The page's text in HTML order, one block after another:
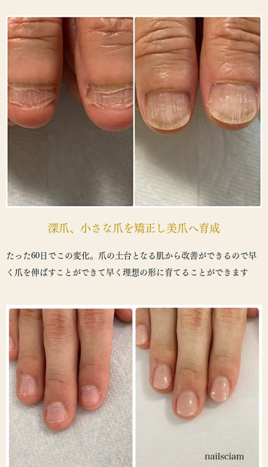
深爪、小さな爪を矯正し美爪へ育成
たった60日でこの変化。爪の土台となる肌から改善ができるので早
く爪を伸ばすことができて早く理想の形に育てることができます